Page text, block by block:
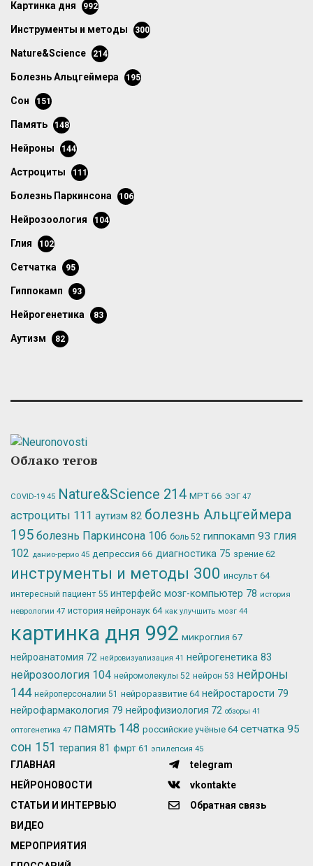
картинка дня 992
инструменты и методы 300
Nature&Science 214
болезнь Альцгеймера 195
сон 151
память 148
нейроны 144
астроциты 111
болезнь Паркинсона 106
нейрозоология 104
глия 102
сетчатка 95
гиппокамп 93
нейрогенетика 83
аутизм 82
Облако тегов
COVID-19 45 Nature&Science 214 МРТ66 ЭЭГ 47
астроциты 111 аутизм 82 болезнь Альцгеймера
195 болезнь Паркинсона 106 боль 52 гиппокамп 93 глия
102 данио-рерио 45 депрессия 66 диагностика 75 зрение 62
инструменты и методы 300 инсульт 64
интересный пациент 55 интерфейс мозг-компьютер 78 история
неврологии 47 история нейронаук 64 как улучшить мозг 44
картинка дня 992 микроглия 67
нейроанатомия 72 нейровизуализация 41 нейрогенетика 83
нейрозоология 104 нейромолекулы 52 нейрон 53 нейроны
144 нейроперсоналии 51 нейроразвитие 64 нейростарости 79
нейрофармакология 79 нейрофизиология 72 обзоры 41
оптогенетика 47 память 148 российские учёные 64 сетчатка 95
сон 151 терапия 81 фмрт 61 эпилепсия 45
ГЛАВНАЯ
НЕЙРОНОВОСТИ
СТАТЬИ И ИНТЕРВЬЮ
ВИДЕО
МЕРОПРИЯТИЯ
telegram
vkontakte
Обратная связь